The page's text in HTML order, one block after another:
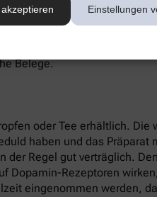
Einstellungen
die prolaktinsenkende
auch mit einem unerfüllten
Auch bei
Belege.
oder Tee erhältlich.
haben und das
Regel gut verträglich.
Dopamin-Rezeptoren
eingenommen werden,